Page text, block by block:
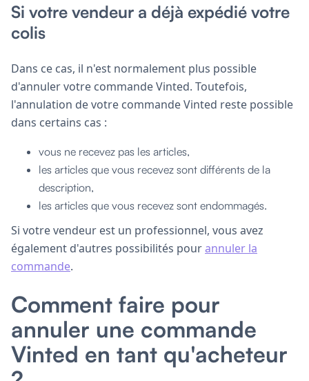
Si votre vendeur a déjà expédié votre
colis
Dans ce cas, il n'est normalement plus possible
d'annuler votre commande Vinted. Toutefois,
l'annulation de votre commande Vinted reste possible
dans certains cas :
vous ne recevez pas les articles,
les articles que vous recevez sont différents de la
description,
les articles que vous recevez sont endommagés.
Si votre vendeur est un professionnel, vous avez
également d'autres possibilités pourannuler la
commande.
Comment faire pour
annuler une commande
Vinted en tant qu'acheteur